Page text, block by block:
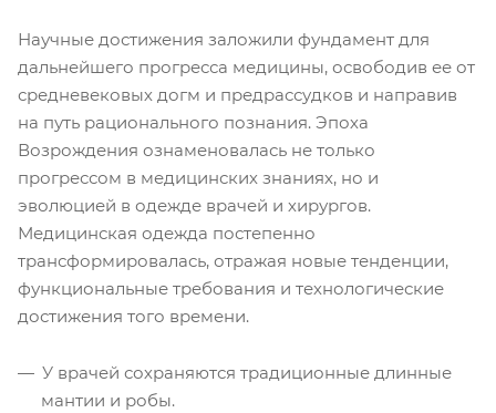
Научные достижения заложили фундамент для
дальнейшего прогресса медицины, освободив ее от
средневековых догм и предрассудков и направив
на путь рационального познания. Эпоха
Возрождения ознаменовалась не только
прогрессом в медицинских знаниях, но и
эволюцией в одежде врачей и хирургов.
Медицинская одежда постепенно
трансформировалась, отражая новые тенденции,
функциональные требования и технологические
достижения того времени.
У врачей сохраняются традиционные длинные
мантии и робы.